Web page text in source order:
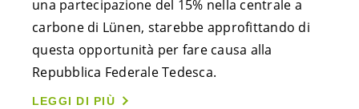
una partecipazione del 15% nella centrale a
carbone di Lünen, starebbe approfittando di
questa opportunità per fare causa alla
Repubblica Federale Tedesca.
LEGGI DI PIÙ